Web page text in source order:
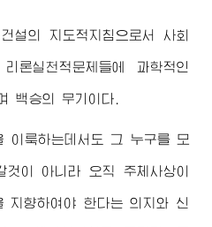
설의 지도적지침으로서 사회
론실천적문제들에 과학적인
백승의 무기이다.
이룩하는데서도 그 누구를 모
이 아니라 오직 주체사상이
지향하여야 한다는 의지와 신